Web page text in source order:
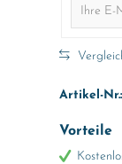
Artikel-Nr.:
Vorteile